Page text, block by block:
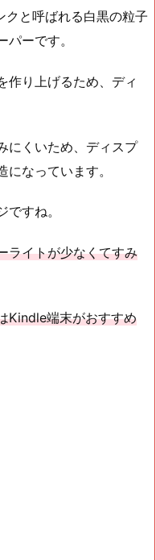
と呼ばれる白黒の粒子
ーです。
作り上げるため、ディ
にくいため、ディスプ
なっています。
すね。
ライトが少なくてすみ
Kindle端末がおすすめ